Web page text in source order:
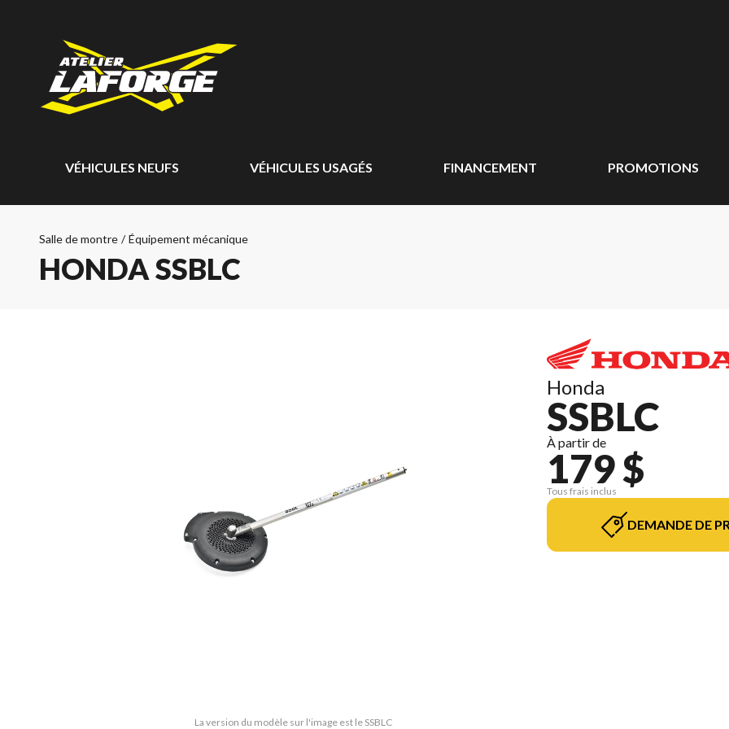
VÉHICULES NEUFS VÉHICULES USAGÉS FINANCEMENT PROMOTIONS
Salle de montre / Équipement mécanique
HONDA SSBLC
La version du modèle sur l'image est le SSBLC
Honda
SSBLC
À partir de
179 $
Tous frais inclus
DEMANDE DE